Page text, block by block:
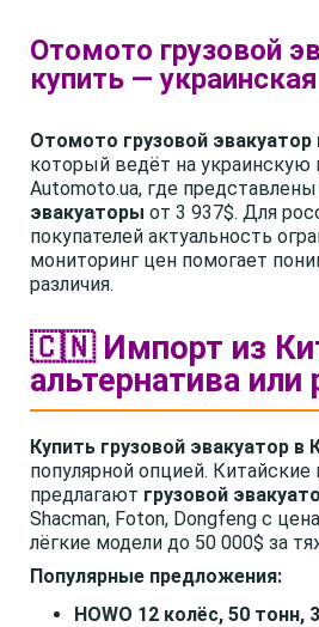
Отомото грузовой
купить —
Отомото грузовой эвакуатор
который ведёт на украинскую
Automoto.ua, где представлены
эвакуаторы от 3 937$. Для
покупателей актуальность
мониторинг цен помогает
различия.
🇨🇳 Импорт из
альтернатива или
Купить грузовой эвакуатор в
популярной опцией. Китайские
предлагают грузовой
Shacman, Foton, Dongfeng с
лёгкие модели до 50 000$ за
Популярные предложения:
HOWO 12 колёс, 50 тонн,